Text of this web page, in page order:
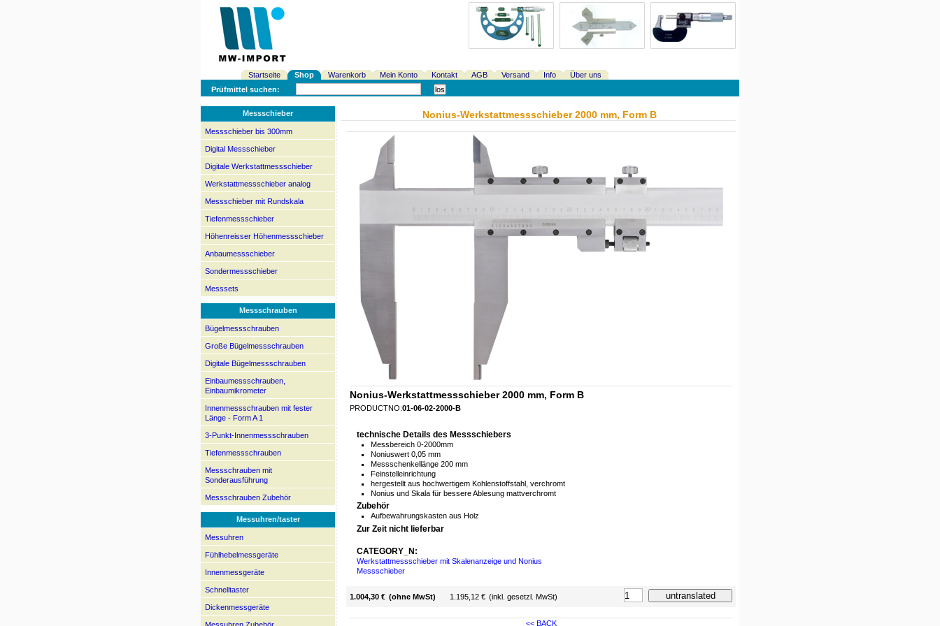
Startseite Shop Warenkorb Mein Konto Kontakt AGB Versand Info
Über uns
Prüfmittel suchen:
Messschieber
Messschieber bis 300mm
Digital Messschieber
Digitale Werkstattmessschieber
Werkstattmessschieber analog
Messschieber mit Rundskala
Tiefenmessschieber
Höhenreisser Höhenmessschieber
Anbaumessschieber
Sondermessschieber
Messsets
Messschrauben
Bügelmessschrauben
Große Bügelmessschrauben
Digitale Bügelmessschrauben
Einbaumessschrauben,
Einbaumikrometer
Innenmessschrauben mit fester
Länge - Form A 1
3-Punkt-Innenmessschrauben
Tiefenmessschrauben
Messschrauben mit
Sonderausführung
Messschrauben Zubehör
Messuhren/taster
Messuhren
Fühlhebelmessgeräte
Innenmessgeräte
Schnelltaster
Dickenmessgeräte
Nonius-Werkstattmessschieber 2000 mm, Form B
Nonius-Werkstattmessschieber 2000 mm, Form B
PRODUCTNO:01-06-02-2000-B
technische Details des Messschiebers
Messbereich 0-2000mm
Noniuswert 0,05 mm
Messschenkellänge 200 mm
Feinstelleinrichtung
hergestellt aus hochwertigem Kohlenstoffstahl, verchromt
Nonius und Skala für bessere Ablesung mattverchromt
Zubehör
Aufbewahrungskasten aus Holz
Zur Zeit nicht lieferbar
CATEGORY_N:
Werkstattmessschieber mit Skalenanzeige und Nonius
Messschieber
1.004,30 € (ohne MwSt) 1.195,12 € (inkl. gesetzl. MwSt)
<< BACK